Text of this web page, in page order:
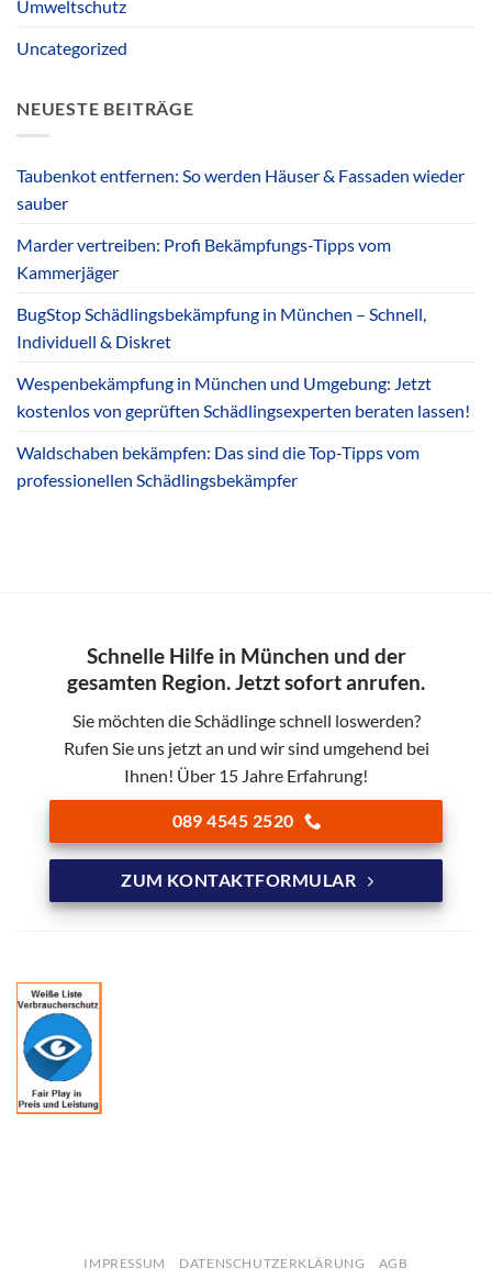
Umweltschutz
Uncategorized
NEUESTE BEITRÄGE
Taubenkot entfernen: So werden Häuser & Fassaden wieder
sauber
Marder vertreiben: Profi Bekämpfungs-Tipps vom
Kammerjäger
BugStop Schädlingsbekämpfung in München – Schnell,
Individuell & Diskret
Wespenbekämpfung in München und Umgebung: Jetzt
kostenlos von geprüften Schädlingsexperten beraten lassen!
Waldschaben bekämpfen: Das sind die Top-Tipps vom
professionellen Schädlingsbekämpfer
Schnelle Hilfe in München und der
gesamten Region. Jetzt sofort anrufen.
Sie möchten die Schädlinge schnell loswerden?
Rufen Sie uns jetzt an und wir sind umgehend bei
Ihnen! Über 15 Jahre Erfahrung!
089 4545 2520
ZUM KONTAKTFORMULAR
IMPRESSUM DATENSCHUTZERKLÄRUNG AGB